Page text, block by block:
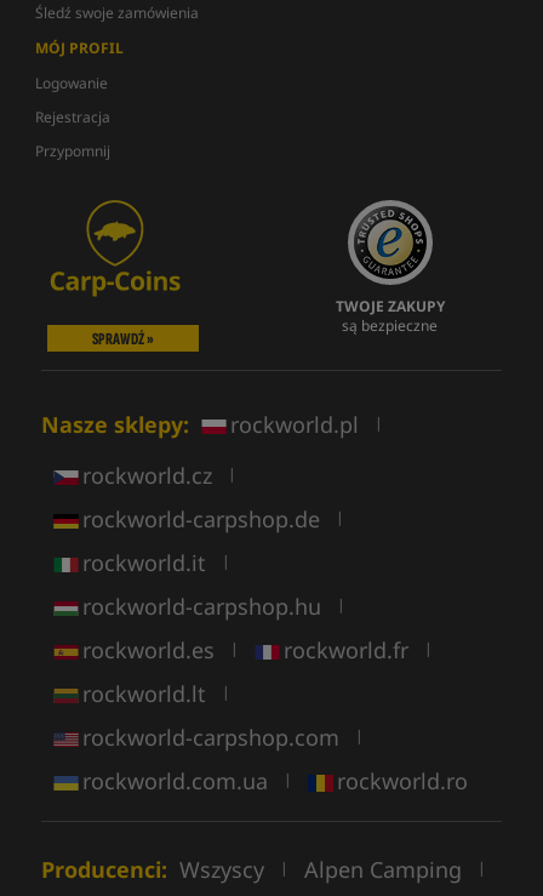
Śledź swoje zamówienia
MÓJ PROFIL
Logowanie
Rejestracja
Przypomnij
SPRAWDŹ »
TWOJE ZAKUPY
są bezpieczne
Nasze sklepy: rockworld.pl |
rockworld.cz |
rockworld-carpshop.de |
rockworld.it |
rockworld-carpshop.hu |
rockworld.es | rockworld.fr |
rockworld.lt |
rockworld-carpshop.com |
rockworld.com.ua | rockworld.ro
Producenci: Wszyscy | Alpen Camping |